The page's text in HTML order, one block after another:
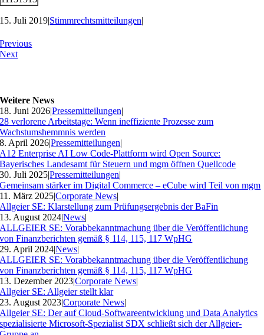
15. Juli 2019|Stimmrechtsmitteilungen|
Previous
Next
Weitere News
18. Juni 2026|Pressemitteilungen|
28 verlorene Arbeitstage: Wenn ineffiziente Prozesse zum
Wachstumshemmnis werden
8. April 2026|Pressemitteilungen|
A12 Enterprise AI Low Code-Plattform wird Open Source:
Bayerisches Landesamt für Steuern und mgm öffnen Quellcode
30. Juli 2025|Pressemitteilungen|
Gemeinsam stärker im Digital Commerce – eCube wird Teil von mgm
11. März 2025|Corporate News|
Allgeier SE: Klarstellung zum Prüfungsergebnis der BaFin
13. August 2024|News|
ALLGEIER SE: Vorabbekanntmachung über die Veröffentlichung
von Finanzberichten gemäß § 114, 115, 117 WpHG
29. April 2024|News|
ALLGEIER SE: Vorabbekanntmachung über die Veröffentlichung
von Finanzberichten gemäß § 114, 115, 117 WpHG
13. Dezember 2023|Corporate News|
Allgeier SE: Allgeier stellt klar
23. August 2023|Corporate News|
Allgeier SE: Der auf Cloud-Softwareentwicklung und Data Analytics
spezialisierte Microsoft-Spezialist SDX schließt sich der Allgeier-